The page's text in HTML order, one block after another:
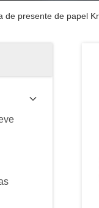
de presente de papel